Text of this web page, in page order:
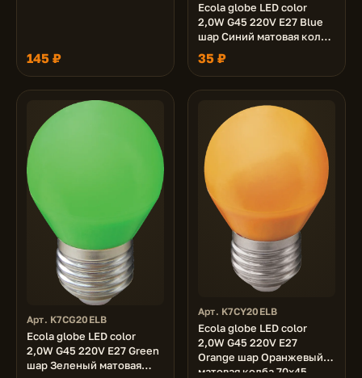
145 ₽
Ecola globe LED color
2,0W G45 220V E27 Blue
шар Синий матовая колба
70x45
35 ₽
Арт. K7CG20ELB
Ecola globe LED color
2,0W G45 220V E27 Green
шар Зеленый матовая
Арт. K7CY20ELB
Ecola globe LED color
2,0W G45 220V E27
Orange шар Оранжевый
матовая колба 70x45